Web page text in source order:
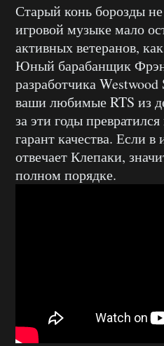
Старый конь борозды
игровой музыке мало
активных ветеранов, как
Юный барабанщик
разработчика
ваши любимые RTS из
за эти годы
гарант качества. Если в
отвечает Клепаки,
полном порядке.